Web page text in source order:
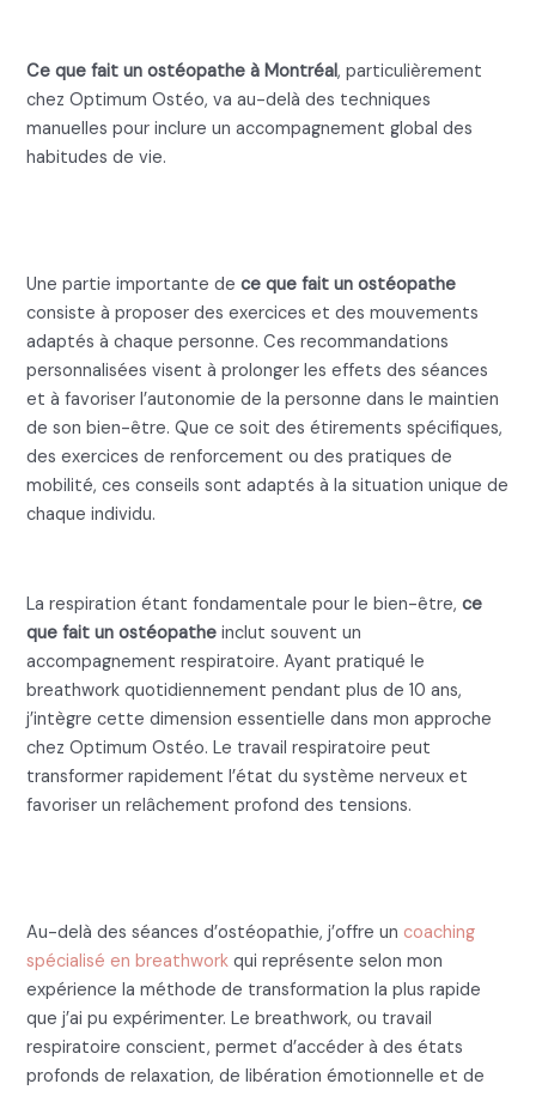
Ce que fait un ostéopathe à Montréal, particulièrement
chez Optimum Ostéo, va au-delà des techniques
manuelles pour inclure un accompagnement global des
habitudes de vie.
Une partie importante dece que fait un ostéopathe
consiste à proposer des exercices et des mouvements
adaptés à chaque personne. Ces recommandations
personnalisées visent à prolonger les effets des séances
et à favoriser l’autonomie de la personne dans le maintien
de son bien-être. Que ce soit des étirements spécifiques,
des exercices de renforcement ou des pratiques de
mobilité, ces conseils sont adaptés à la situation unique de
chaque individu.
La respiration étant fondamentale pour le bien-être,ce
que fait un ostéopathe inclut souvent un
accompagnement respiratoire. Ayant pratiqué le
breathwork quotidiennement pendant plus de 10 ans,
j’intègre cette dimension essentielle dans mon approche
chez Optimum Ostéo. Le travail respiratoire peut
transformer rapidement l’état du système nerveux et
favoriser un relâchement profond des tensions.
Au-delà des séances d’ostéopathie, j’offre un coaching
spécialisé en breathwork qui représente selon mon
expérience la méthode de transformation la plus rapide
que j’ai pu expérimenter. Le breathwork, ou travail
respiratoire conscient, permet d’accéder à des états
profonds de relaxation, de libération émotionnelle et de